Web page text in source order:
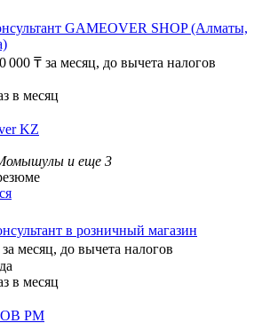
GAMEOVER SHOP (Алматы,
000 ₸ за месяц, до вычета налогов
в месяц
KZ
и еще 3
в розничный магазин
за месяц, до вычета налогов
в месяц
РМ